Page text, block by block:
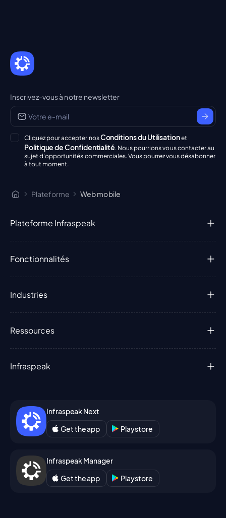
Inscrivez-vous à notre newsletter
Cliquez pour accepter nosConditions du Utilisationet
Politique de Confidentialité. Nous pourrions vous contacter au
sujet d'opportunités commerciales. Vous pourrez vous désabonner
à tout moment.
Plateforme Web mobile
Plateforme Infraspeak
Fonctionnalités
Industries
Ressources
Infraspeak
Infraspeak Next
Get the app
Playstore
Infraspeak Manager
Get the app
Playstore